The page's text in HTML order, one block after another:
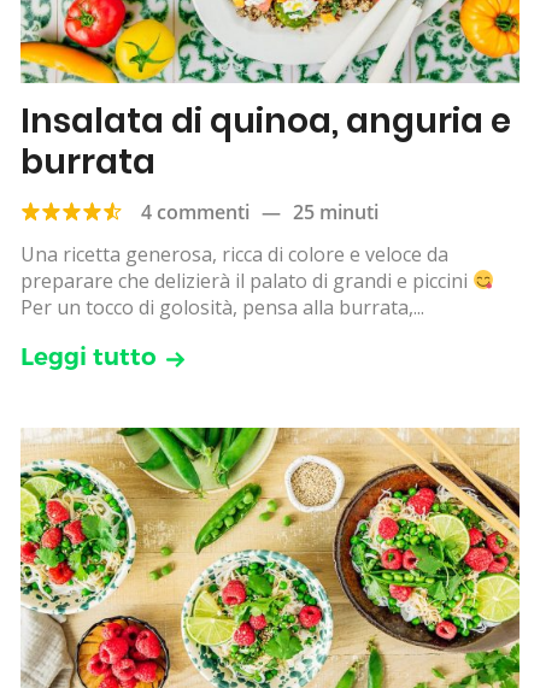
Insalata di quinoa, anguria e
burrata
4 commenti — 25 minuti
Una ricetta generosa, ricca di colore e veloce da
preparare che delizierà il palato di grandi e piccini
Per un tocco di golosità, pensa alla burrata,...
Leggi tutto